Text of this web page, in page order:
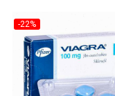
-22%